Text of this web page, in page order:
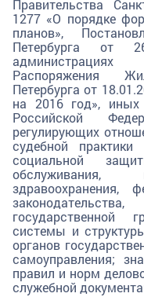
Правительства
1277 «О порядке
планов»,
Петербурга
администрациях
Распоряжения
Петербурга от
на 2016 год»,
Российской
регулирующих
судебной
социальной
обслуживания,
здравоохранения,
государственной
системы и
органов
самоуправления;
правил и норм
служебной